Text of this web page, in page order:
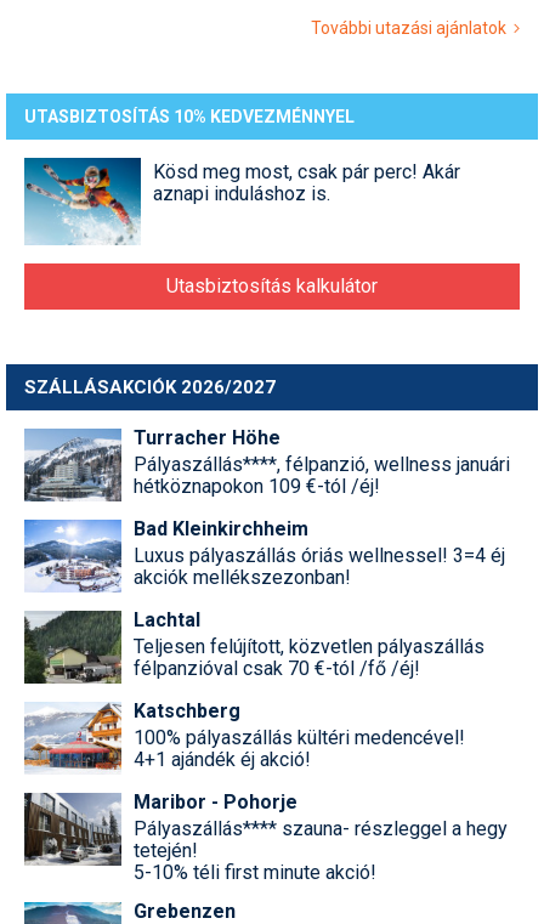
További utazási ajánlatok
UTASBIZTOSÍTÁS 10% KEDVEZMÉNNYEL
Kösd meg most, csak pár perc! Akár
aznapi induláshoz is.
Utasbiztosítás kalkulátor
SZÁLLÁSAKCIÓK 2026/2027
Turracher Höhe
Pályaszállás****, félpanzió, wellness januári
hétköznapokon 109 €-tól /éj!
Bad Kleinkirchheim
Luxus pályaszállás óriás wellnessel! 3=4 éj
akciók mellékszezonban!
Lachtal
Teljesen felújított, közvetlen pályaszállás
félpanzióval csak 70 €-tól /fő /éj!
Katschberg
100% pályaszállás kültéri medencével!
4+1 ajándék éj akció!
Maribor - Pohorje
Pályaszállás**** szauna- részleggel a hegy
tetején!
5-10% téli first minute akció!
Grebenzen